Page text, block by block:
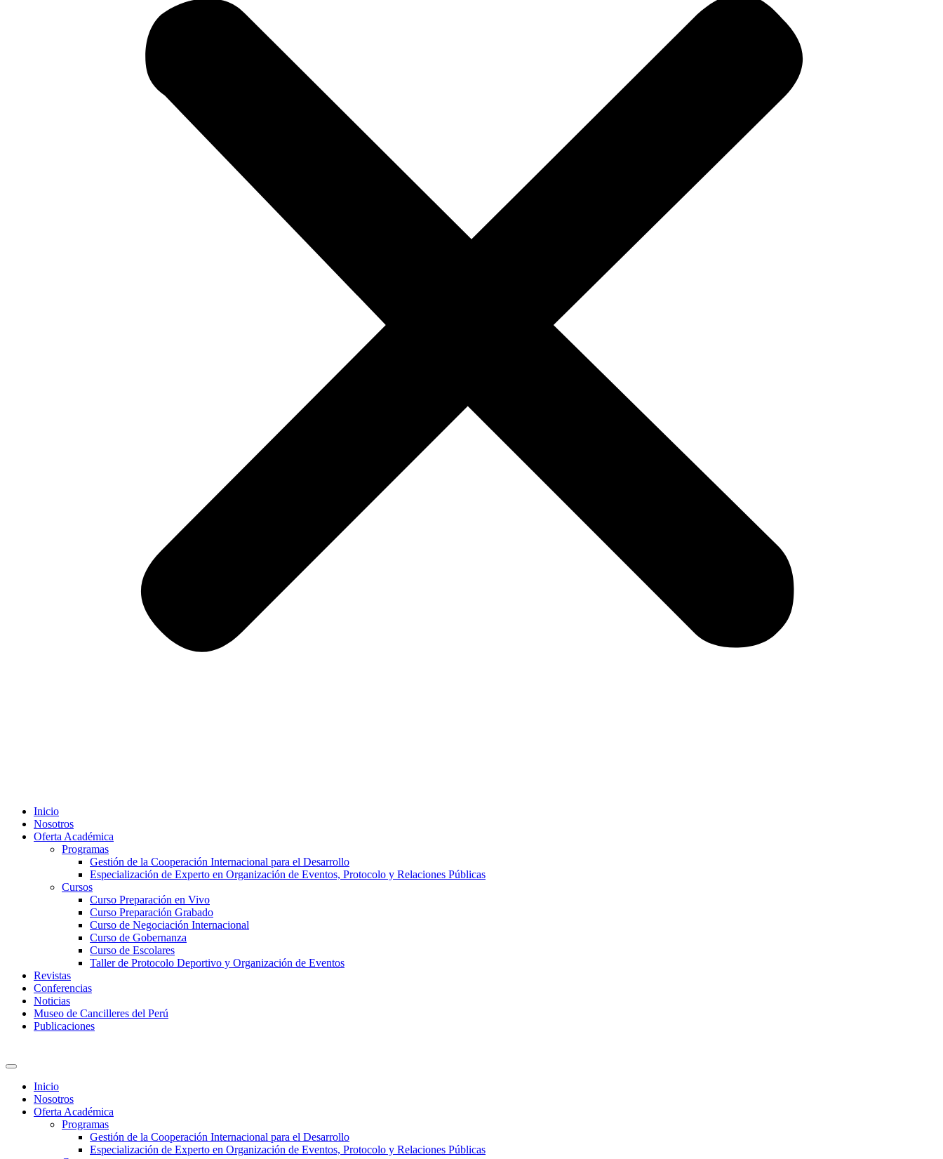
Inicio
Nosotros
Oferta Académica
Programas
Gestión de la Cooperación Internacional para el Desarrollo
Especialización de Experto en Organización de Eventos, Protocolo y Relaciones Públicas
Cursos
Curso Preparación en Vivo
Curso Preparación Grabado
Curso de Negociación Internacional
Curso de Gobernanza
Curso de Escolares
Taller de Protocolo Deportivo y Organización de Eventos
Revistas
Conferencias
Noticias
Museo de Cancilleres del Perú
Publicaciones
Inicio
Nosotros
Oferta Académica
Programas
Gestión de la Cooperación Internacional para el Desarrollo
Especialización de Experto en Organización de Eventos, Protocolo y Relaciones Públicas